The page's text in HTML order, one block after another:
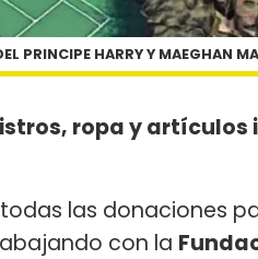
PRINCIPE HARRY Y MAEGHAN
ropa y artículos
las donaciones
con la